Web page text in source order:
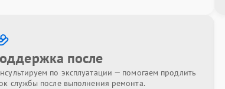
после
по эксплуатации — помогаем продлить
службы после выполнения ремонта.